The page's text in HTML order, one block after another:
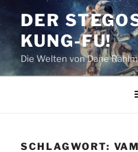
Zum
Inhalt
springen
DER
KUNG-FU!
Die Welten von Dane
SCHLAGWORT: